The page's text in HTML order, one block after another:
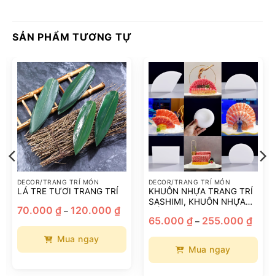
SẢN PHẨM TƯƠNG TỰ
DECOR/TRANG TRÍ MÓN
LÁ TRE TƯƠI TRANG TRÍ
70.000 ₫ – 120.000 ₫Khoảng
giá:
70.000 ₫
Mua ngay
DECOR/TRANG TRÍ MÓN
KHUÔN NHỰA TRANG TRÍ
SASHIMI, KHUÔN NHỰA
NGHỆ THUẬT
65.000 ₫ – 255.000 ₫giá:
Mua ngay